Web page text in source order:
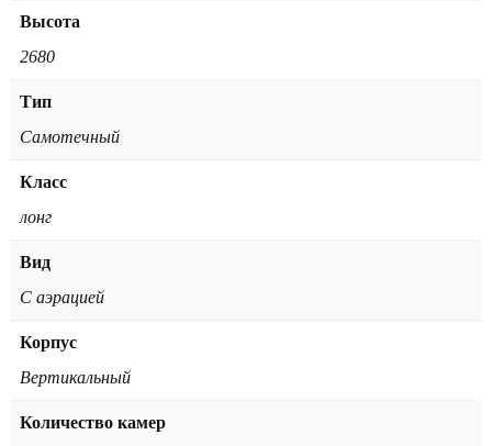
Высота
2680
Тип
Самотечный
Класс
лонг
Вид
С аэрацией
Корпус
Вертикальный
Количество камер